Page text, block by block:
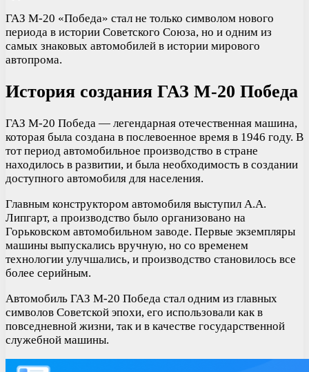
ГАЗ М-20 «Победа» стал не только символом нового
периода в истории Советского Союза, но и одним из
самых знаковых автомобилей в истории мирового
автопрома.
История создания ГАЗ М-20 Победа
ГАЗ М-20 Победа — легендарная отечественная машина,
которая была создана в послевоенное время в 1946 году. В
тот период автомобильное производство в стране
находилось в развитии, и была необходимость в создании
доступного автомобиля для населения.
Главным конструктором автомобиля выступил А.А.
Липгарт, а производство было организовано на
Горьковском автомобильном заводе. Первые экземпляры
машины выпускались вручную, но со временем
технологии улучшались, и производство становилось все
более серийным.
Автомобиль ГАЗ М-20 Победа стал одним из главных
символов Советской эпохи, его использовали как в
повседневной жизни, так и в качестве государственной
служебной машины.